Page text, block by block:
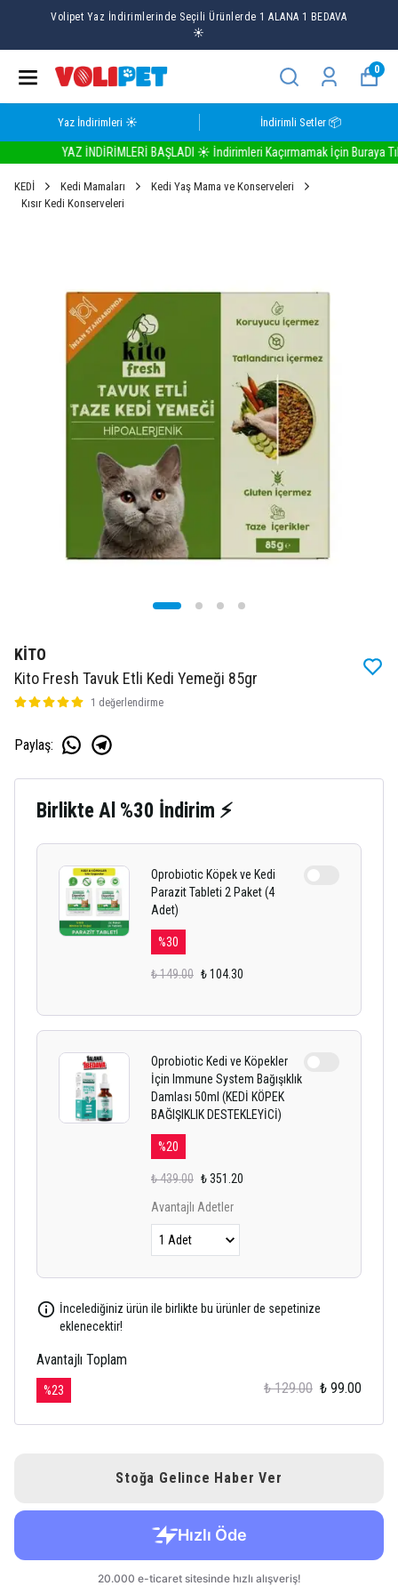
Volipet Yaz İndirimlerinde Seçili Ürünlerde 1 ALANA 1 BEDAVA
☀️
0
Yaz İndirimleri ☀️ İndirimli Setler 📦
YAZ İNDİRİMLERİ BAŞLADI ☀️ İndirimleri Kaçırmamak İçin Buraya Tıkla
KEDİ Kedi Mamaları
Kedi Yaş Mama ve Konserveleri
Kısır Kedi Konserveleri
KİTO
Kito Fresh Tavuk Etli Kedi Yemeği 85gr
1 değerlendirme
Paylaş:
Birlikte Al %30 İndirim ⚡
Oprobiotic Köpek ve Kedi
Parazit Tableti 2 Paket (4
Adet)
%30
₺ 149.00 ₺ 104.30
Oprobiotic Kedi ve Köpekler
İçin Immune System Bağışıklık
Damlası 50ml (KEDİ KÖPEK
BAĞIŞIKLIK DESTEKLEYİCİ)
%20
₺ 439.00 ₺ 351.20
Avantajlı Adetler
İncelediğiniz ürün ile birlikte bu ürünler de sepetinize
eklenecektir!
Avantajlı Toplam
%23 ₺ 129.00 ₺ 99.00
Stoğa Gelince Haber Ver